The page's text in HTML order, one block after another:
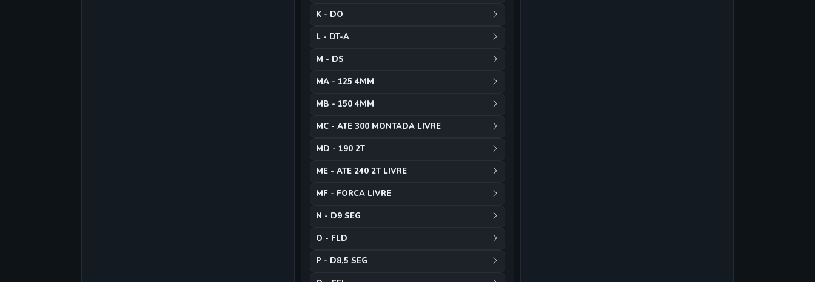
K - DO
L - DT-A
M - DS
MA - 125 4MM
MB - 150 4MM
MC - ATE 300 MONTADA LIVRE
MD - 190 2T
ME - ATE 240 2T LIVRE
MF - FORCA LIVRE
N - D9 SEG
O - FLD
P - D8,5 SEG